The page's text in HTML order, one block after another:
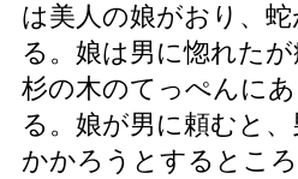
は美人の娘がおり、
る。娘は男に惚れた
杉の木のてっぺんに
る。娘が男に頼むと
かかろうとするとこ